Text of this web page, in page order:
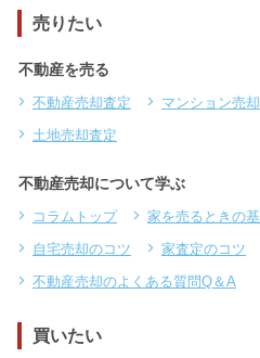
売りたい
不動産を売る
不動産売却査定 マンション売
土地売却査定
不動産売却について学ぶ
コラムトップ 家を売るときの
自宅売却のコツ
家査定のコツ
不動産売却のよくある質問Q＆A
買いたい